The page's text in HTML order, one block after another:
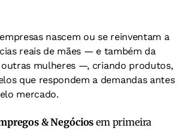
nascem ou se reinventam a
reais de mães — e também da
outras mulheres —, criando produtos,
que respondem a demandas antes
mercado.
& Negócios em primeira